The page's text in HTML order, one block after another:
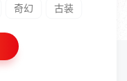
奇幻 古装